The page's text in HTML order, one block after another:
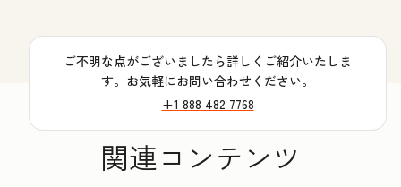
ご不明な点がございましたら詳しくご紹介いたしま
す。お気軽にお問い合わせください。
+1 888 482 7768
関連コンテンツ